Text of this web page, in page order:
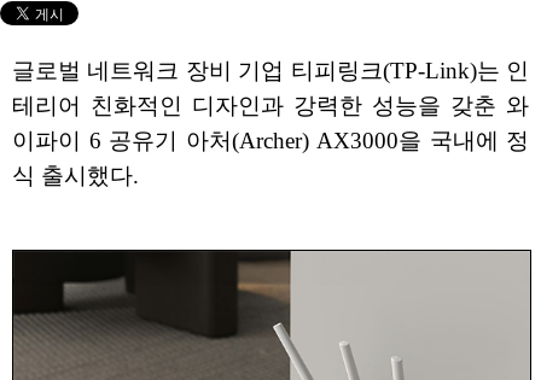
글로벌 네트워크 장비 기업 티피링크(TP-Link)는 인
테리어 친화적인 디자인과 강력한 성능을 갖춘 와
이파이 6 공유기 아처(Archer) AX3000을 국내에 정
식 출시했다.